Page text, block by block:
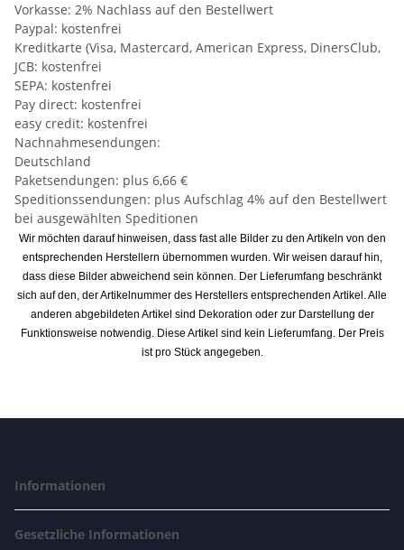
Vorkasse: 2% Nachlass auf den Bestellwert
Paypal: kostenfrei
Kreditkarte (Visa, Mastercard, American Express, DinersClub,
JCB: kostenfrei
SEPA: kostenfrei
Pay direct: kostenfrei
easy credit: kostenfrei
Nachnahmesendungen:
Deutschland
Paketsendungen: plus 6,66 €
Speditionssendungen: plus Aufschlag 4% auf den Bestellwert
bei ausgewählten Speditionen
Wir möchten darauf hinweisen, dass fast alle Bilder zu den Artikeln von den
entsprechenden Herstellern übernommen wurden. Wir weisen darauf hin,
dass diese Bilder abweichend sein können. Der Lieferumfang beschränkt
sich auf den, der Artikelnummer des Herstellers entsprechenden Artikel. Alle
anderen abgebildeten Artikel sind Dekoration oder zur Darstellung der
Funktionsweise notwendig. Diese Artikel sind kein Lieferumfang. Der Preis
ist pro Stück angegeben.
Informationen
Gesetzliche Informationen